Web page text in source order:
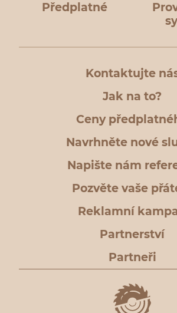
Předplatné
Kontaktujte
Jak na to?
Ceny
Navrhněte nové
Napište nám
Pozvěte vaše
Reklamní
Partnerství
Partneři